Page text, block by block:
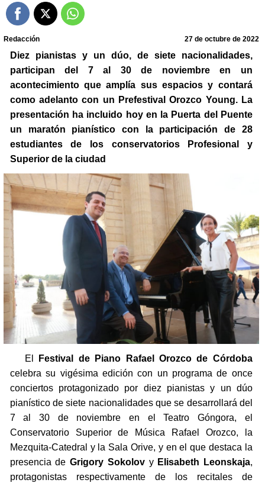
Redacción 27 de octubre de 2022
Diez pianistas y un dúo, de siete nacionalidades,
participan del 7 al 30 de noviembre en un
acontecimiento que amplía sus espacios y contará
como adelanto con un Prefestival Orozco Young. La
presentación ha incluido hoy en la Puerta del Puente
un maratón pianístico con la participación de 28
estudiantes de los conservatorios Profesional y
Superior de la ciudad
El
Festival de Piano Rafael Orozco de Córdoba
celebra su vigésima edición con un programa de once
conciertos protagonizado por diez pianistas y un dúo
pianístico de siete nacionalidades que se desarrollará del
7 al 30 de noviembre en el Teatro Góngora, el
Conservatorio Superior de Música Rafael Orozco, la
Mezquita-Catedral y la Sala Orive, y en el que destaca la
presencia deGrigory Sokolovy Elisabeth Leonskaja,
protagonistas respectivamente de los recitales de